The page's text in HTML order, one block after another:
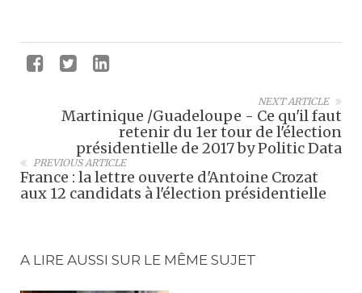
NEXT ARTICLE
Martinique /Guadeloupe - Ce qu'il faut
retenir du 1er tour de l'élection
présidentielle de 2017 by Politic Data
PREVIOUS ARTICLE
France : la lettre ouverte d'Antoine Crozat
aux 12 candidats à l'élection présidentielle
A LIRE AUSSI SUR LE MÊME SUJET